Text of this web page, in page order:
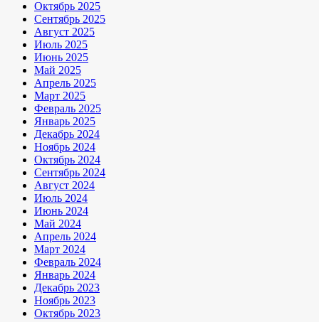
Октябрь 2025
Сентябрь 2025
Август 2025
Июль 2025
Июнь 2025
Май 2025
Апрель 2025
Март 2025
Февраль 2025
Январь 2025
Декабрь 2024
Ноябрь 2024
Октябрь 2024
Сентябрь 2024
Август 2024
Июль 2024
Июнь 2024
Май 2024
Апрель 2024
Март 2024
Февраль 2024
Январь 2024
Декабрь 2023
Ноябрь 2023
Октябрь 2023